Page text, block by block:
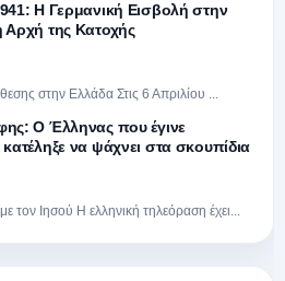
Η Γερμανική Εισβολή στην
Αρχή της Κατοχής
στην Ελλάδα Στις 6 Απριλίου ...
Ο Έλληνας που έγινε
κατέληξε να ψάχνει στα σκουπίδια
τον Ιησού Η ελληνική τηλεόραση έχει...